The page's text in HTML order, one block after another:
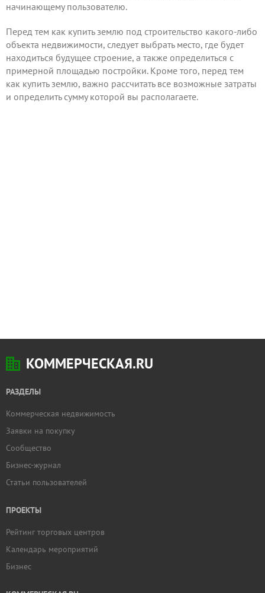
начинающему пользователю.
Перед тем как купить землю под строительство какого-либо
объекта недвижимости, следует выбрать место, где будет
находиться будущее строение, а также определиться с
примерной площадью постройки. Кроме того, перед тем
как купить землю, важно рассчитать все возможные затраты
и определить сумму которой вы располагаете.
КОММЕРЧЕСКАЯ.RU
РАЗДЕЛЫ
Коммерческая недвижимость
Заявки на покупку
Сообщество
Бизнес-журнал
Статьи пользователей
ПРОЕКТЫ
Рейтинг торговых центров
Календарь мероприятий
Бизнес